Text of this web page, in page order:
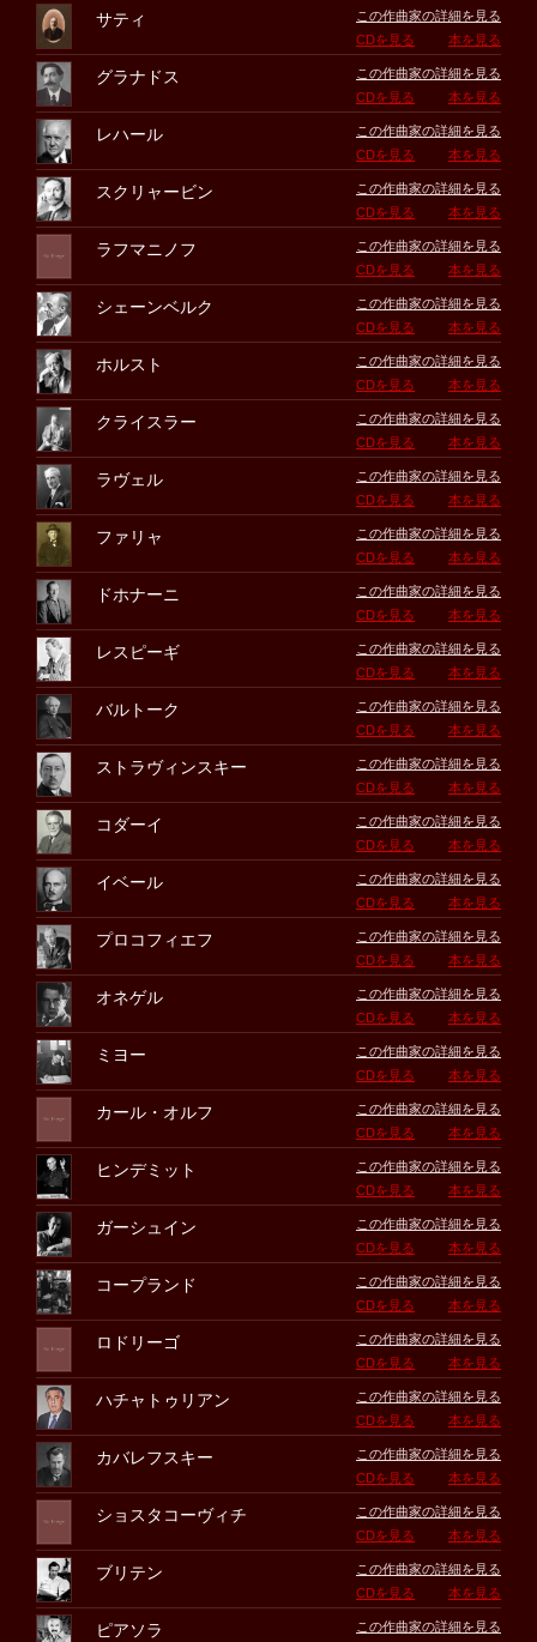
サティ
この作曲家の詳細を見る
CDを見る
本を見る
グラナドス
この作曲家の詳細を見る
CDを見る
本を見る
レハール
この作曲家の詳細を見る
CDを見る
本を見る
スクリャービン
この作曲家の詳細を見る
CDを見る
本を見る
ラフマニノフ
この作曲家の詳細を見る
CDを見る
本を見る
シェーンベルク
この作曲家の詳細を見る
CDを見る
本を見る
ホルスト
この作曲家の詳細を見る
CDを見る
本を見る
クライスラー
この作曲家の詳細を見る
CDを見る
本を見る
ラヴェル
この作曲家の詳細を見る
CDを見る
本を見る
ファリャ
この作曲家の詳細を見る
CDを見る
本を見る
ドホナーニ
この作曲家の詳細を見る
CDを見る
本を見る
レスピーギ
この作曲家の詳細を見る
CDを見る
本を見る
バルトーク
この作曲家の詳細を見る
CDを見る
本を見る
ストラヴィンスキー
この作曲家の詳細を見る
CDを見る
本を見る
コダーイ
この作曲家の詳細を見る
CDを見る
本を見る
イベール
この作曲家の詳細を見る
CDを見る
本を見る
プロコフィエフ
この作曲家の詳細を見る
CDを見る
本を見る
オネゲル
この作曲家の詳細を見る
CDを見る
本を見る
ミヨー
この作曲家の詳細を見る
CDを見る
本を見る
カール・オルフ
この作曲家の詳細を見る
CDを見る
本を見る
ヒンデミット
この作曲家の詳細を見る
CDを見る
本を見る
ガーシュイン
この作曲家の詳細を見る
CDを見る
本を見る
コープランド
この作曲家の詳細を見る
CDを見る
本を見る
ロドリーゴ
この作曲家の詳細を見る
CDを見る
本を見る
ハチャトゥリアン
この作曲家の詳細を見る
CDを見る
本を見る
カバレフスキー
この作曲家の詳細を見る
CDを見る
本を見る
ショスタコーヴィチ
この作曲家の詳細を見る
CDを見る
本を見る
ブリテン
この作曲家の詳細を見る
CDを見る
本を見る
ピアソラ
この作曲家の詳細を見る